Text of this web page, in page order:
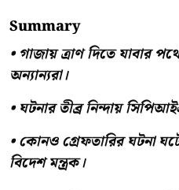
Summary
• গাজায় ত্রাণ দিতে যাবার
অন্যান্যরা।
• ঘটনার তীব্র নিন্দায়
• কোনও গ্রেফতারির ঘটনা
বিদেশ মন্ত্রক।